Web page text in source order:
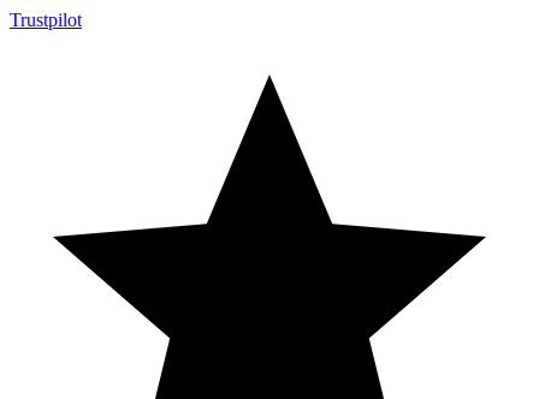
Trustpilot